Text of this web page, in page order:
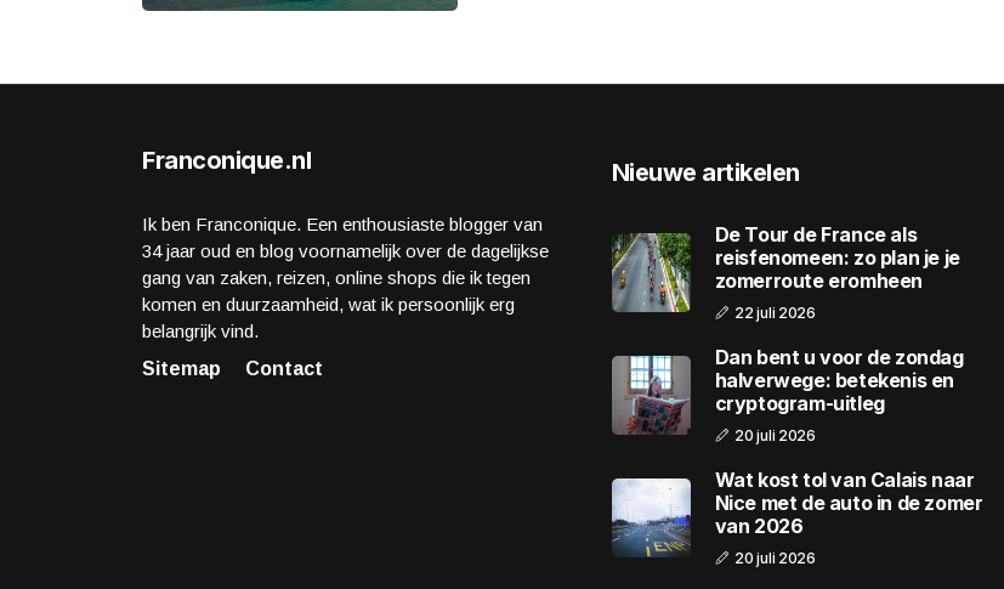
Franconique.nl
Ik ben Franconique. Een enthousiaste blogger van
34 jaar oud en blog voornamelijk over de dagelijkse
gang van zaken, reizen, online shops die ik tegen
komen en duurzaamheid, wat ik persoonlijk erg
belangrijk vind.
Sitemap
Contact
Nieuwe artikelen
De Tour de France als
reisfenomeen: zo plan je je
zomerroute eromheen
22 juli 2026
Dan bent u voor de zondag
halverwege: betekenis en
cryptogram-uitleg
20 juli 2026
Wat kost tol van Calais naar
Nice met de auto in de zomer
van 2026
20 juli 2026